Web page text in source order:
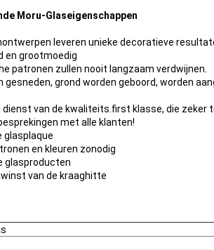
Moru-Glaseigenschappen
leveren unieke decoratieve
en grootmoedig
patronen zullen nooit langzaam verdwijnen.
gesneden, grond worden geboord, worden
van de kwaliteits.first klasse, die zeker
met alle klanten!
glasplaque
en kleuren zonodig
glasproducten
van de kraaghitte